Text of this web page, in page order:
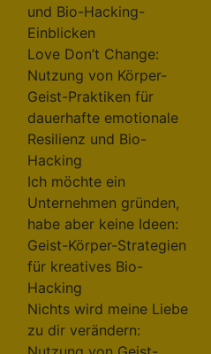
und Bio-Hacking-
Einblicken
Love Don’t Change:
Nutzung von Körper-
Geist-Praktiken für
dauerhafte emotionale
Resilienz und Bio-
Hacking
Ich möchte ein
Unternehmen gründen,
habe aber keine Ideen:
Geist-Körper-Strategien
für kreatives Bio-
Hacking
Nichts wird meine Liebe
zu dir verändern: